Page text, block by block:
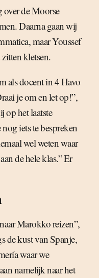
over de Moorse
Daarna gaan wij
maar Youssef
kletsen.
als docent in 4 Havo
je om en let op!”,
op het laatste
iets te bespreken
wel weten waar
de hele klas.” Er
Marokko reizen”,
de kust van Spanje,
waar we
namelijk naar het